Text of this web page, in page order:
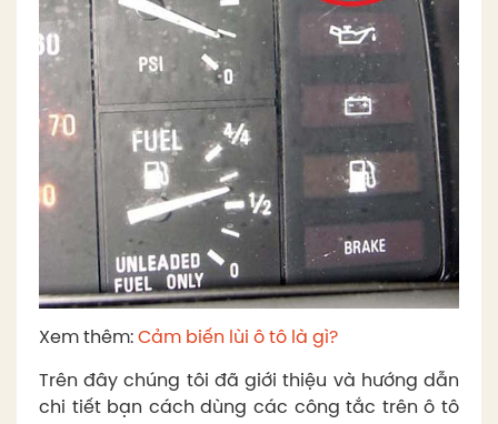
Xem thêm: Cảm biến lùi ô tô là gì?
Trên đây chúng tôi đã giới thiệu và hướng dẫn
chi tiết bạn cách dùng các công tắc trên ô tô